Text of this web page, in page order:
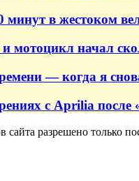
в жестоком
мотоцикл начал
— когда я
с Aprilia после
сайта разрешено только